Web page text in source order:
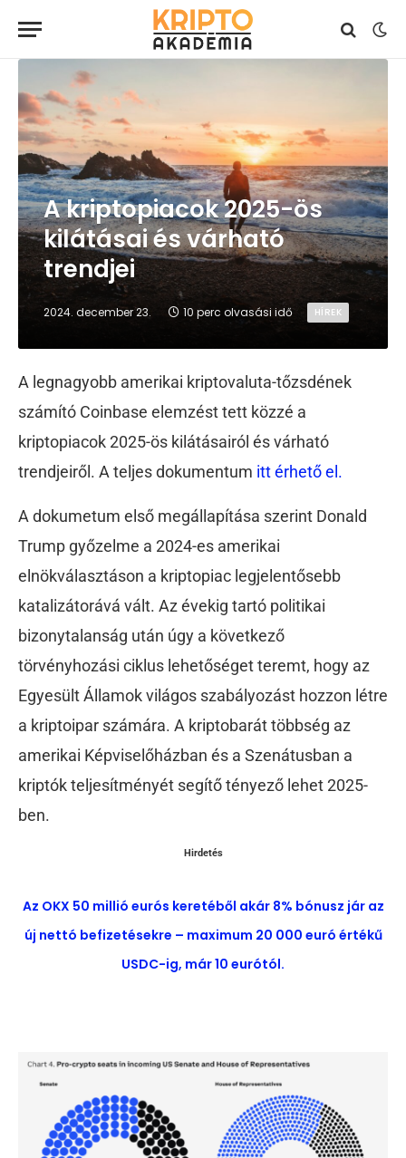
A kriptopiacok 2025-ös
kilátásai és várható
trendjei
2024. december 23. 10 perc olvasási idő HÍREK
A legnagyobb amerikai kriptovaluta-tőzsdének
számító Coinbase elemzést tett közzé a
kriptopiacok 2025-ös kilátásairól és várható
trendjeiről. A teljes dokumentum itt érhető el.
A dokumetum első megállapítása szerint Donald
Trump győzelme a 2024-es amerikai
elnökválasztáson a kriptopiac legjelentősebb
katalizátorává vált. Az évekig tartó politikai
bizonytalanság után úgy a következő
törvényhozási ciklus lehetőséget teremt, hogy az
Egyesült Államok világos szabályozást hozzon létre
a kriptoipar számára. A kriptobarát többség az
amerikai Képviselőházban és a Szenátusban a
kriptók teljesítményét segítő tényező lehet 2025-
ben.
Hirdetés
Az OKX 50 millió eurós keretéből akár 8% bónusz jár az
új nettó befizetésekre – maximum 20 000 euró értékű
USDC-ig, már 10 eurótól.